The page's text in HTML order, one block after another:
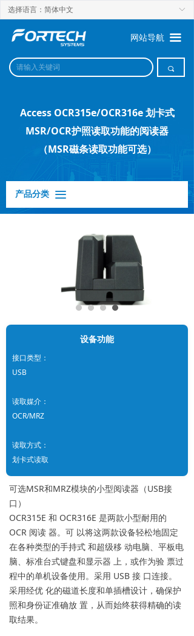
끠
끀
网站导航
ꀅ
选择语言：简体中文
Access OCR315e/OCR316e 划卡式
MSR/OCR护照读取功能的阅读器
（MSR磁条读取功能可选）
产品分类 끀
接口类型：
USB
读取媒介：
OCR/MRZ
读取方式：
划卡式读取
设备功能
可选MSR和MRZ模块的小型阅读器（USB接
口）
OCR315E 和 OCR316E 是两款小型耐用的
OCR 阅读 器。可 以将这两款设备轻松地固定
在各种类型的手持式 和超级移 动电脑、平板电
脑、标准台式键盘和显示器 上，或作为验 票过
程中的单机设备使用。采用 USB 接 口连接。
采用经优 化的磁道长度和单插槽设计，确保护
照和身份证准确放 置，从而始终获得精确的读
取结果。